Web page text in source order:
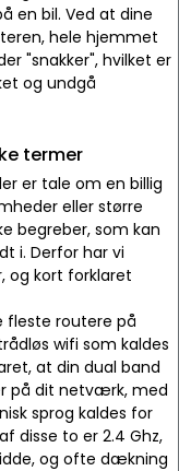
en bil. Ved at dine
hele hjemmet
"snakker", hvilket er
og undgå
termer
er tale om en billig
eller større
begreber, som kan
i. Derfor har vi
og kort forklaret
fleste routere på
wifi som kaldes
at din dual band
på dit netværk, med
sprog kaldes for
disse to er 2.4 Ghz,
og ofte dækning